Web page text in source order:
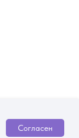
Согласен